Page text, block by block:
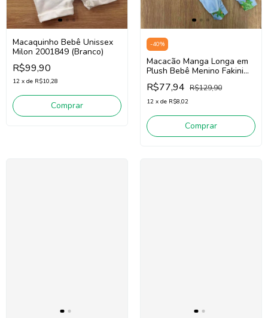
Macaquinho Bebê Unissex
Milon 2001849 (Branco)
R$99,90
12 x de R$10,28
Comprar
-40%
Macacão Manga Longa em
Plush Bebê Menino Fakini
102401053 (Azul)
R$77,94 R$129,90
12 x de R$8,02
Comprar